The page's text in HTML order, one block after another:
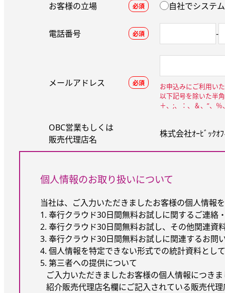
お客様の立場 必須 自社でシステ
電話番号 必須 -
メールアドレス 必須
お申込みにご利用い
以下記号を除いた半
＋、;、：、＆、”、
OBC営業もしくは
販売代理店名
株式会社ｵｰﾋﾞｯｸｵ
個人情報のお取り扱いについて
当社は、ご入力いただきましたお客様の個人情報
1. 奉行クラウド30日間無料お試しに関するご連絡
2. 奉行クラウド30日間無料お試し、その他関連資
3. 奉行クラウド30日間無料お試しに関連するお問
4. 個人情報を特定できない形式での統計資料とし
5. 第三者への提供について
ご入力いただきましたお客様の個人情報につき
紹介販売代理店名欄にご記入されている販売代